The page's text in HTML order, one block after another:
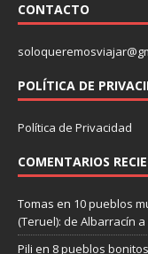
CONTACTO
POLÍTICA DE
Política de Privacidad
COMENTARIOS
Tomas en 10 pueblos
(Teruel): de Albarracín
Pili en 8 pueblos